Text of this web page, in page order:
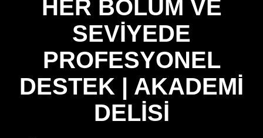
HER BÖLÜM VE
SEVIYEDE
PROFESYONEL
DESTEK | AKADEMI
DELISI